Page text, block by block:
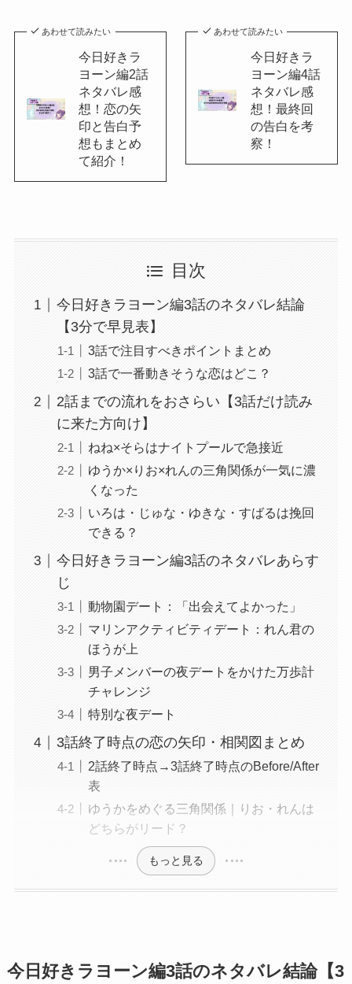
あわせて読みたい
今日好きラ
ヨーン編2話
ネタバレ感
想！恋の矢
印と告白予
想もまとめ
て紹介！
あわせて読みたい
今日好きラ
ヨーン編4話
ネタバレ感
想！最終回
の告白を考
察！
目次
今日好きラヨーン編3話のネタバレ結論
【3分で早見表】
3話で注目すべきポイントまとめ
3話で一番動きそうな恋はどこ？
2話までの流れをおさらい【3話だけ読み
に来た方向け】
ねね×そらはナイトプールで急接近
ゆうか×りお×れんの三角関係が一気に濃
くなった
いろは・じゅな・ゆきな・すばるは挽回
できる？
今日好きラヨーン編3話のネタバレあらす
じ
動物園デート：「出会えてよかった」
マリンアクティビティデート：れん君の
ほうが上
男子メンバーの夜デートをかけた万歩計
チャレンジ
特別な夜デート
3話終了時点の恋の矢印・相関図まとめ
2話終了時点→3話終了時点のBefore/After
表
ゆうかをめぐる三角関係｜りお・れんは
どちらがリード？
もっと見る
今日好きラヨーン編3話のネタバレ結論【3